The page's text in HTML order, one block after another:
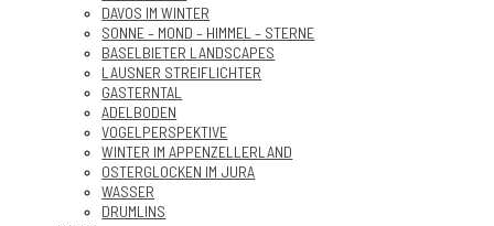
DAVOS IM WINTER
SONNE – MOND – HIMMEL – STERNE
BASELBIETER LANDSCAPES
LAUSNER STREIFLICHTER
GASTERNTAL
ADELBODEN
VOGELPERSPEKTIVE
WINTER IM APPENZELLERLAND
OSTERGLOCKEN IM JURA
WASSER
DRUMLINS